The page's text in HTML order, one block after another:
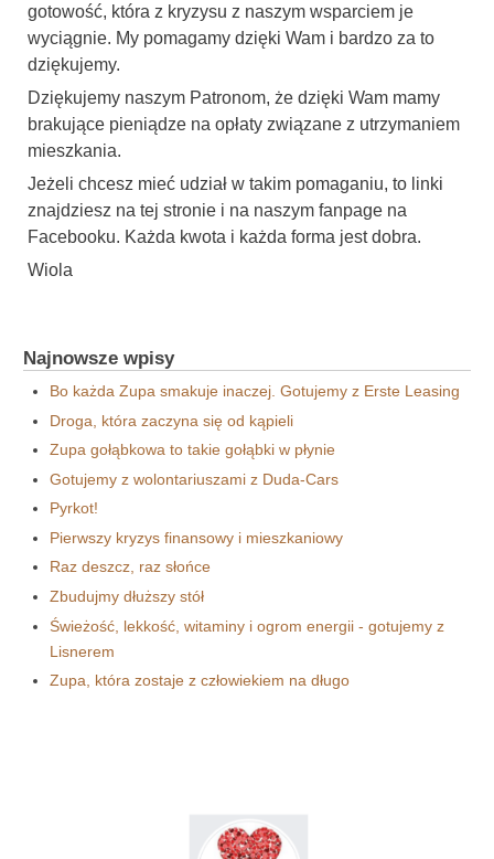
gotowość, która z kryzysu z naszym wsparciem je
wyciągnie. My pomagamy dzięki Wam i bardzo za to
dziękujemy.
Dziękujemy naszym Patronom, że dzięki Wam mamy
brakujące pieniądze na opłaty związane z utrzymaniem
mieszkania.
Jeżeli chcesz mieć udział w takim pomaganiu, to linki
znajdziesz na tej stronie i na naszym fanpage na
Facebooku. Każda kwota i każda forma jest dobra.
Wiola
Najnowsze wpisy
Bo każda Zupa smakuje inaczej. Gotujemy z Erste Leasing
Droga, która zaczyna się od kąpieli
Zupa gołąbkowa to takie gołąbki w płynie
Gotujemy z wolontariuszami z Duda-Cars
Pyrkot!
Pierwszy kryzys finansowy i mieszkaniowy
Raz deszcz, raz słońce
Zbudujmy dłuższy stół
Świeżość, lekkość, witaminy i ogrom energii - gotujemy z
Lisnerem
Zupa, która zostaje z człowiekiem na długo